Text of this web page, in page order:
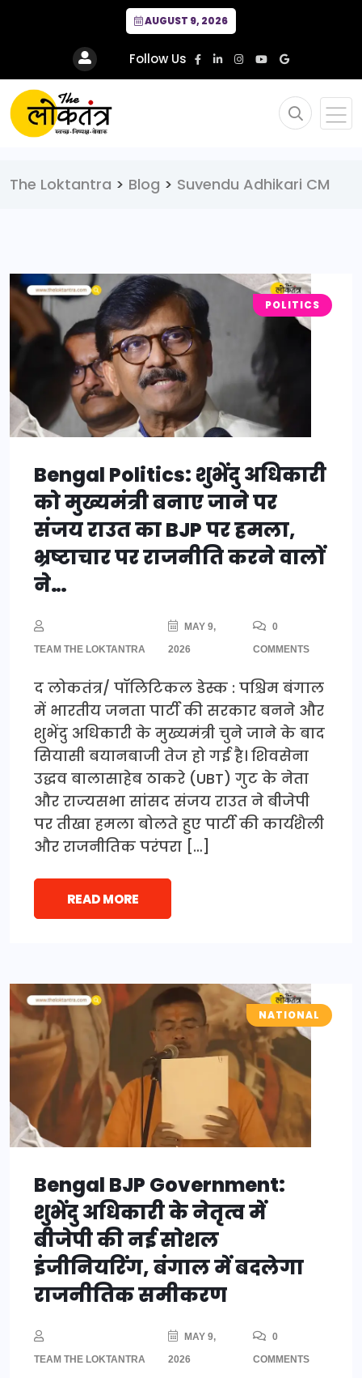
AUGUST 9, 2026
Follow Us
The Loktantra > Blog > Suvendu Adhikari CM
POLITICS
Bengal Politics: शुभेंदु अधिकारी
को मुख्यमंत्री बनाए जाने पर
संजय राउत का BJP पर हमला,
भ्रष्टाचार पर राजनीति करने वालों
ने…
TEAM THE LOKTANTRA
MAY 9,
2026
0
COMMENTS
द लोकतंत्र/ पॉलिटिकल डेस्क : पश्चिम बंगाल
में भारतीय जनता पार्टी की सरकार बनने और
शुभेंदु अधिकारी के मुख्यमंत्री चुने जाने के बाद
सियासी बयानबाजी तेज हो गई है। शिवसेना
उद्धव बालासाहेब ठाकरे (UBT) गुट के नेता
और राज्यसभा सांसद संजय राउत ने बीजेपी
पर तीखा हमला बोलते हुए पार्टी की कार्यशैली
और राजनीतिक परंपरा […]
READ MORE
NATIONAL
Bengal BJP Government:
शुभेंदु अधिकारी के नेतृत्व में
बीजेपी की नई सोशल
इंजीनियरिंग, बंगाल में बदलेगा
राजनीतिक समीकरण
TEAM THE LOKTANTRA
MAY 9,
2026
0
COMMENTS